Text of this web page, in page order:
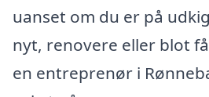
uanset om du er på
nyt, renovere eller blot
en entreprenør i